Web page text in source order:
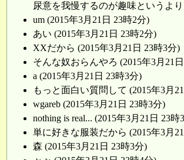
尿意を我慢するのが趣味というよ
um (2015年3月21日 23時2分)
あい (2015年3月21日 23時2分)
XXだから (2015年3月21日 23時3分)
そんな奴おらんやろ (2015年3月21
a (2015年3月21日 23時3分)
もっと面白い質問して (2015年3月
wgareb (2015年3月21日 23時3分)
nothing is real... (2015年3月21日 23時
単に好きな服装だから (2015年3月
森 (2015年3月21日 23時3分)